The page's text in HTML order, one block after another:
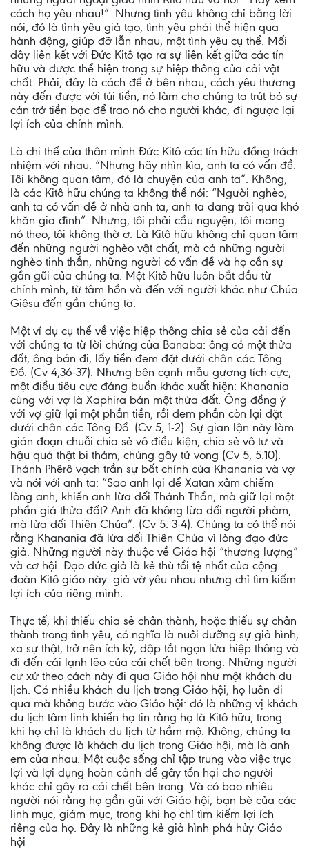
cách họ yêu nhau!”. Nhưng tình yêu không chỉ bằng lời
nói, đó là tình yêu giả tạo, tình yêu phải thể hiện qua
hành động, giúp đỡ lẫn nhau, một tình yêu cụ thể. Mối
dây liên kết với Đức Kitô tạo ra sự liên kết giữa các tín
hữu và được thể hiện trong sự hiệp thông của cải vật
chất. Phải, đây là cách để ở bên nhau, cách yêu thương
này đến được với túi tiền, nó làm cho chúng ta trút bỏ sự
cản trở tiền bạc để trao nó cho người khác, đi ngược lại
lợi ích của chính mình.
Là chi thể của thân mình Đức Kitô các tín hữu đồng trách
nhiệm với nhau. “Nhưng hãy nhìn kìa, anh ta có vấn đề:
Tôi không quan tâm, đó là chuyện của anh ta”. Không,
là các Kitô hữu chúng ta không thể nói: “Người nghèo,
anh ta có vấn đề ở nhà anh ta, anh ta đang trải qua khó
khăn gia đình”. Nhưng, tôi phải cầu nguyện, tôi mang
nó theo, tôi không thờ ơ. Là Kitô hữu không chỉ quan tâm
đến những người nghèo vật chất, mà cả những người
nghèo tinh thần, những người có vấn đề và họ cần sự
gần gũi của chúng ta. Một Kitô hữu luôn bắt đầu từ
chính mình, từ tâm hồn và đến với người khác như Chúa
Giêsu đến gần chúng ta.
Một ví dụ cụ thể về việc hiệp thông chia sẻ của cải đến
với chúng ta từ lời chứng của Banaba: ông có một thửa
đất, ông bán đi, lấy tiền đem đặt dưới chân các Tông
Đồ. (Cv 4,36-37). Nhưng bên cạnh mẫu gương tích cực,
một điều tiêu cực đáng buồn khác xuất hiện: Khanania
cùng với vợ là Xaphira bán một thửa đất. Ông đồng ý
với vợ giữ lại một phần tiền, rồi đem phần còn lại đặt
dưới chân các Tông Đồ. (Cv 5, 1-2). Sự gian lận này làm
gián đoạn chuỗi chia sẻ vô điều kiện, chia sẻ vô tư và
hậu quả thật bi thảm, chúng gây tử vong (Cv 5, 5.10).
Thánh Phêrô vạch trần sự bất chính của Khanania và vợ
và nói với anh ta: “Sao anh lại để Xatan xâm chiếm
lòng anh, khiến anh lừa dối Thánh Thần, mà giữ lại một
phần giá thửa đất? Anh đã không lừa dối người phàm,
mà lừa dối Thiên Chúa”. (Cv 5: 3-4). Chúng ta có thể nói
rằng Khanania đã lừa dối Thiên Chúa vì lòng đạo đức
giả. Những người này thuộc về Giáo hội “thương lượng”
và cơ hội. Đạo đức giả là kẻ thù tồi tệ nhất của cộng
đoàn Kitô giáo này: giả vờ yêu nhau nhưng chỉ tìm kiếm
lợi ích của riêng mình.
Thực tế, khi thiếu chia sẻ chân thành, hoặc thiếu sự chân
thành trong tình yêu, có nghĩa là nuôi dưỡng sự giả hình,
xa sự thật, trở nên ích kỷ, dập tắt ngọn lửa hiệp thông và
đi đến cái lạnh lẽo của cái chết bên trong. Những người
cư xử theo cách này đi qua Giáo hội như một khách du
lịch. Có nhiều khách du lịch trong Giáo hội, họ luôn đi
qua mà không bước vào Giáo hội: đó là những vị khách
du lịch tâm linh khiến họ tin rằng họ là Kitô hữu, trong
khi họ chỉ là khách du lịch từ hầm mộ. Không, chúng ta
không được là khách du lịch trong Giáo hội, mà là anh
em của nhau. Một cuộc sống chỉ tập trung vào việc trục
lợi và lợi dụng hoàn cảnh để gây tổn hại cho người
khác chỉ gây ra cái chết bên trong. Và có bao nhiêu
người nói rằng họ gần gũi với Giáo hội, bạn bè của các
linh mục, giám mục, trong khi họ chỉ tìm kiếm lợi ích
riêng của họ. Đây là những kẻ giả hình phá hủy Giáo
hội